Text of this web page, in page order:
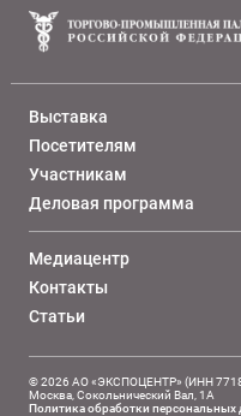
Выставка
Посетителям
Участникам
Деловая программа
Медиацентр
Контакты
Статьи
© 2026 АО «ЭКСПОЦЕНТР» (ИНН
Москва, Сокольнический Вал, 1А
Политика обработки персональных